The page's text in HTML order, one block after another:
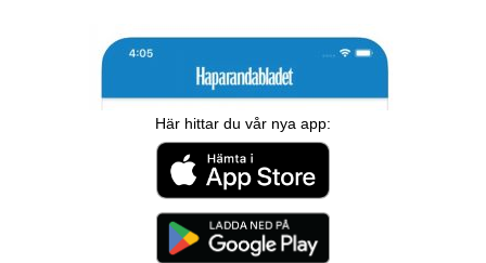
Här hittar du vår nya app: